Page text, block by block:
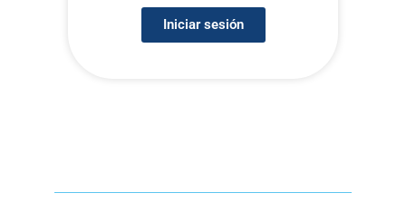
Iniciar sesión